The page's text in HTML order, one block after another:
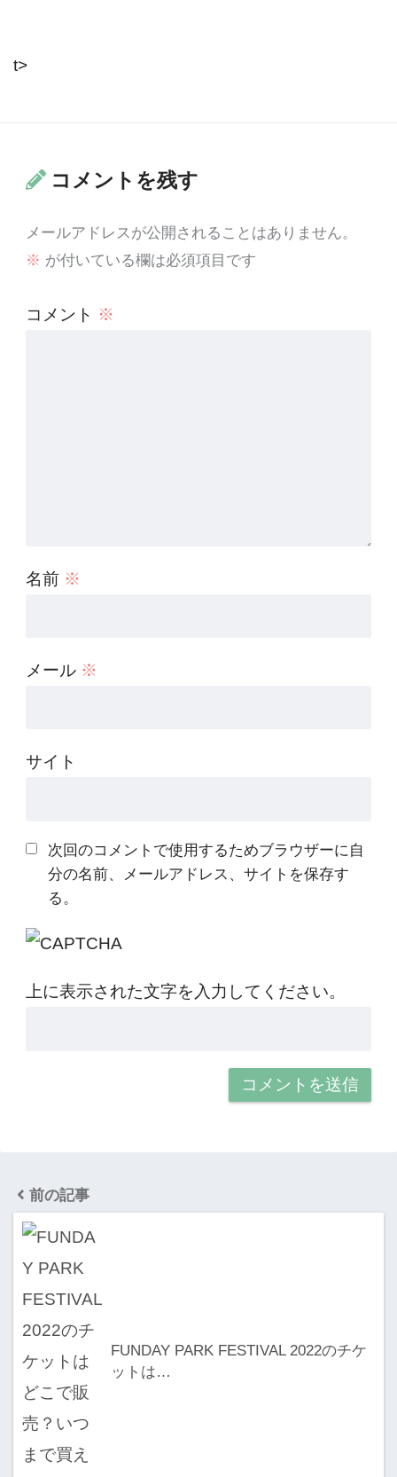
t>
コメントを残す
メールアドレスが公開されることはありません。
※ が付いている欄は必須項目です
コメント ※
名前 ※
メール ※
サイト
次回のコメントで使用するためブラウザーに自
分の名前、メールアドレス、サイトを保存す
る。
上に表示された文字を入力してください。
前の記事
FUNDAY PARK FESTIVAL 2022のチケ
ットは…